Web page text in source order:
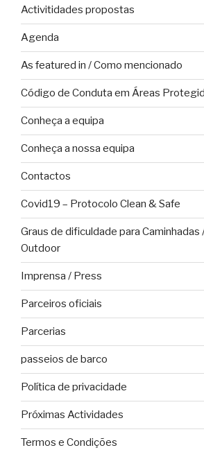
Activitidades propostas
Agenda
As featured in / Como mencionado
Código de Conduta em Áreas
Conheça a equipa
Conheça a nossa equipa
Contactos
Covid19 – Protocolo Clean & Safe
Graus de dificuldade para
Outdoor
Imprensa / Press
Parceiros oficiais
Parcerias
passeios de barco
Política de privacidade
Próximas Actividades
Termos e Condições